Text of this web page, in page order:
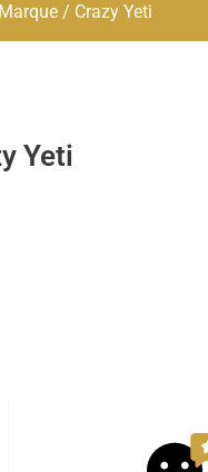
/ Crazy Yeti
Yeti